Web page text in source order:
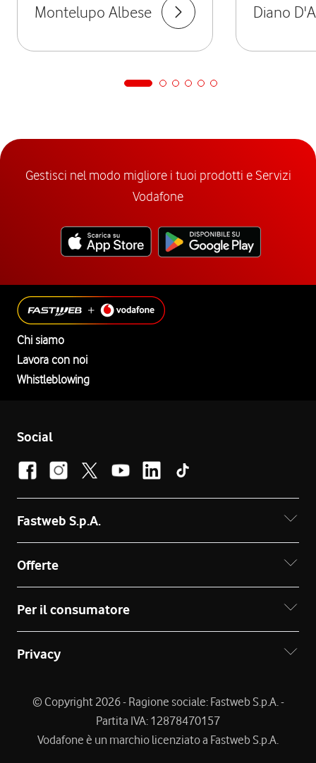
Montelupo Albese Diano
Gestisci nel modo migliore i tuoi prodotti e Servizi
Vodafone
Chi siamo
Lavora con noi
Whistleblowing
Social
Fastweb S.p.A.
Offerte
Per il consumatore
Privacy
© Copyright 2026 - Ragione sociale: Fastweb S.p.A. -
Partita IVA: 12878470157
Vodafone è un marchio licenziato a Fastweb S.p.A.